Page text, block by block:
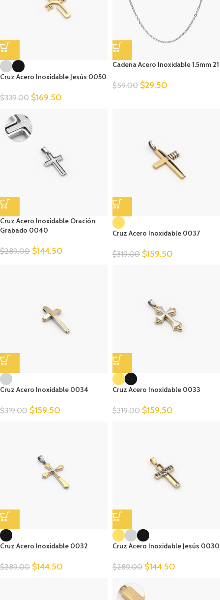
Cruz Acero Inoxidable Jesús 0050
$339.00 $169.50
Cadena Acero Inoxidable 1.5mm 21
$59.00 $29.50
Cruz Acero Inoxidable Oración
Grabado 0040
$289.00 $144.50
Cruz Acero Inoxidable 0037
$319.00 $159.50
Cruz Acero Inoxidable 0034
$319.00 $159.50
Cruz Acero Inoxidable 0033
$319.00 $159.50
Cruz Acero Inoxidable 0032
$289.00 $144.50
Cruz Acero Inoxidable Jesús 0030
$289.00 $144.50